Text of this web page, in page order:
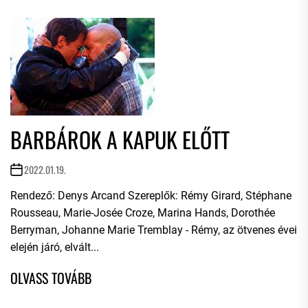
BARBÁROK A KAPUK ELŐTT
2022.01.19.
Rendező: Denys Arcand Szereplők: Rémy Girard, Stéphane
Rousseau, Marie-Josée Croze, Marina Hands, Dorothée
Berryman, Johanne Marie Tremblay - Rémy, az ötvenes évei
elején járó, elvált...